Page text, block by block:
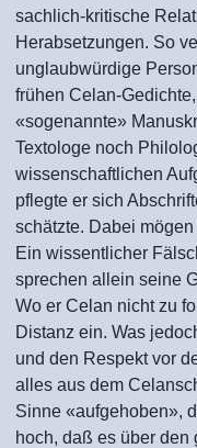
sachlich-kritische
Herabsetzungen. So
unglaubwürdige
frühen Celan-
«sogenannte»
Textologe noch
wissenschaftlichen
pflegte er sich
schätzte. Dabei
Ein wissentlicher
sprechen allein seine
Wo er Celan nicht zu
Distanz ein. Was
und den Respekt vor
alles aus dem
Sinne «aufgehoben»,
hoch, daß es über